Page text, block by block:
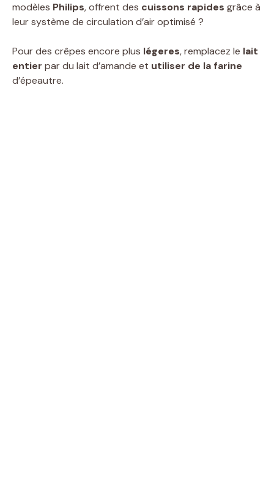
modèles Philips, offrent des cuissons rapides grâce à
leur système de circulation d’air optimisé ?
Pour des crêpes encore plus légeres, remplacez le lait
entier par du lait d’amande et utiliser de la farine
d’épeautre.